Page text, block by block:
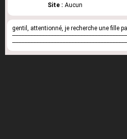
Site : Aucun
gentil, attentionné, je recherche une fille